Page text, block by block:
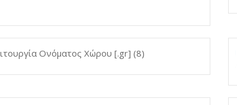
Ονόματος Χώρου [.gr] (8)